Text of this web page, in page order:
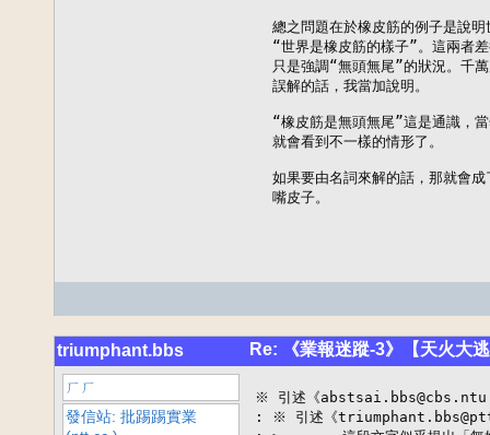
總之問題在於橡皮筋的例子是說
“世界是橡皮筋的樣子”。這兩者
只是強調“無頭無尾”的狀況。千
  誤解的話，我當加說明。
“橡皮筋是無頭無尾”這是通識，
  就會看到不一樣的情形了。
如果要由名詞來解的話，那就會
  嘴皮子。
triumphant.bbs Re: 《業報迷蹤-3》【天火大
ㄏㄏ
發信站: 批踢踢實業
※ 引述《
: ※ 引述《